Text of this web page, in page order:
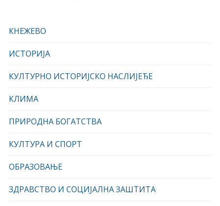
КНЕЖЕВО
ИСТОРИЈА
КУЛТУРНО ИСТОРИЈСКО НАСЛИЈЕЂЕ
КЛИМА
ПРИРОДНА БОГАТСТВА
КУЛТУРА И СПОРТ
ОБРАЗОВАЊЕ
ЗДРАВСТВО И СОЦИЈАЛНА ЗАШТИТА